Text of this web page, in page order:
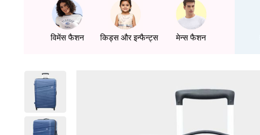
विमेंस फैशन किड्स और इन्फैन्ट्स मेन्स फैशन